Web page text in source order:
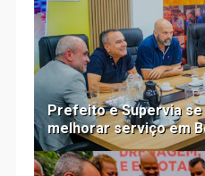
Prefeito e Supervia
melhorar serviço em